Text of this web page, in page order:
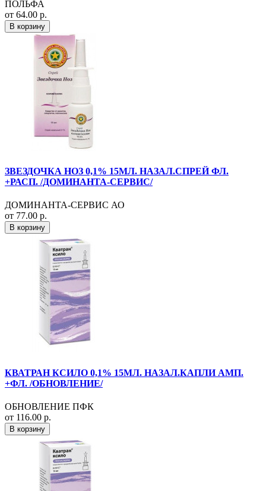
ПОЛЬФА
от 64.00 р.
В корзину
ЗВЕЗДОЧКА НОЗ 0,1% 15МЛ. НАЗАЛ.СПРЕЙ ФЛ.
+РАСП. /ДОМИНАНТА-СЕРВИС/
ДОМИНАНТА-СЕРВИС АО
от 77.00 р.
В корзину
КВАТРАН КСИЛО 0,1% 15МЛ. НАЗАЛ.КАПЛИ АМП.
+ФЛ. /ОБНОВЛЕНИЕ/
ОБНОВЛЕНИЕ ПФК
от 116.00 р.
В корзину